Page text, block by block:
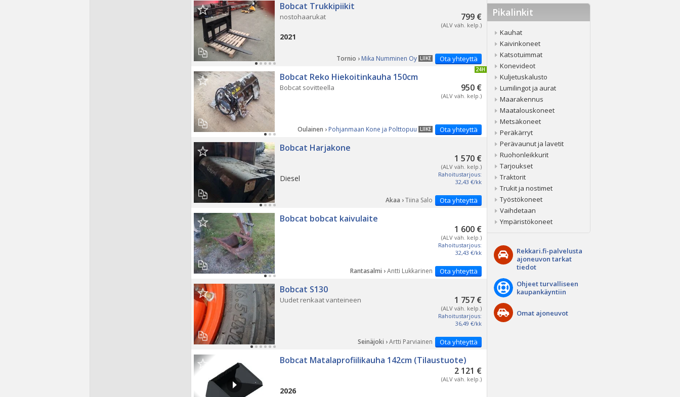
Bobcat Trukkipiikit
799 €
(ALV väh. kelp.)
nostohaarukat
2021
Ota yhteyttä
LIIKE
Tornio › Mika Numminen Oy
PÄIVITETTY 24H
Bobcat Reko Hiekoitinkauha 150cm
950 €
(ALV väh. kelp.)
Bobcat sovitteella
Ota yhteyttä
LIIKE
Oulainen › Pohjanmaan Kone ja Polttopuu
Bobcat Harjakone
1 570 €
(ALV väh. kelp.)
Rahoitustarjous:
32,43 €/kk
Diesel
Ota yhteyttä
Akaa ›Tiina Salo
Bobcat bobcat kaivulaite
1 600 €
(ALV väh. kelp.)
Rahoitustarjous:
32,43 €/kk
Ota yhteyttä
Rantasalmi ›Antti Lukkarinen
Bobcat S130
1 757 €
(ALV väh. kelp.)
Rahoitustarjous:
36,49 €/kk
Uudet renkaat vanteineen
Ota yhteyttä
Seinäjoki ›Artti Parviainen
Bobcat Matalaprofiilikauha 142cm (Tilaustuote)
2 121 €
(ALV väh. kelp.)
2026
Pikalinkit
Kauhat
Kaivinkoneet
Katsotuimmat
Konevideot
Kuljetuskalusto
Lumilingot ja aurat
Maarakennus
Maatalouskoneet
Metsäkoneet
Peräkärryt
Perävaunut ja lavetit
Ruohonleikkurit
Tarjoukset
Traktorit
Trukit ja nostimet
Työstökoneet
Vaihdetaan
Ympäristökoneet
Rekkari.fi-palvelusta
ajoneuvon tarkat
tiedot
Ohjeet turvalliseen
kaupankäyntiin
Omat ajoneuvot